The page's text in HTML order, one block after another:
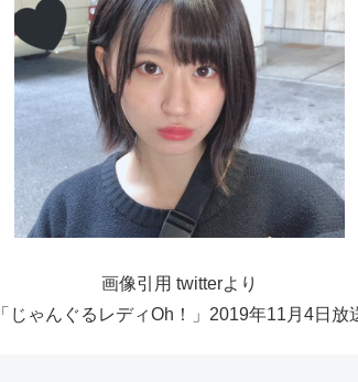
画像引用 twitterより
「じゃんぐるレディOh！」2019年11月4日放